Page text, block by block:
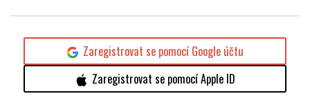
Zaregistrovat se pomocí Google účtu
Zaregistrovat se pomocí Apple ID